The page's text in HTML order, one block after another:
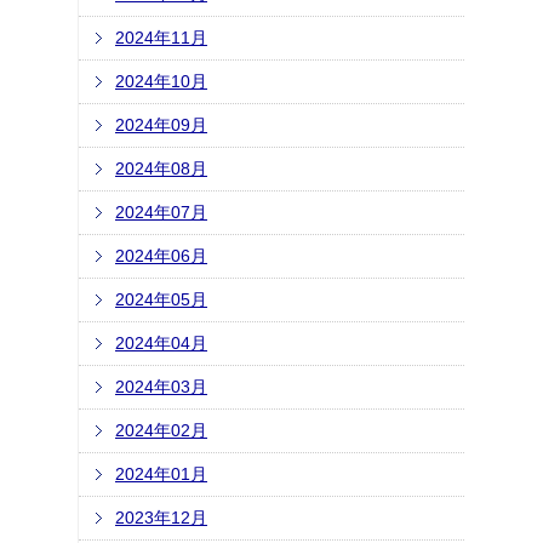
2024年11月
2024年10月
2024年09月
2024年08月
2024年07月
2024年06月
2024年05月
2024年04月
2024年03月
2024年02月
2024年01月
2023年12月